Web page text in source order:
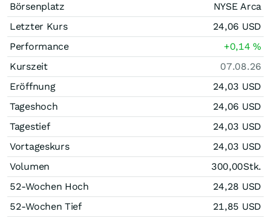
Börsenplatz
NYSE Arca
Letzter Kurs
24,06 USD
Performance
+0,14%
Kurszeit
07.08.26
Eröffnung
24,03 USD
Tageshoch
24,06 USD
Tagestief
24,03 USD
Vortageskurs
24,03 USD
Volumen
300,00Stk.
52-Wochen Hoch
24,28 USD
52-Wochen Tief
21,85 USD